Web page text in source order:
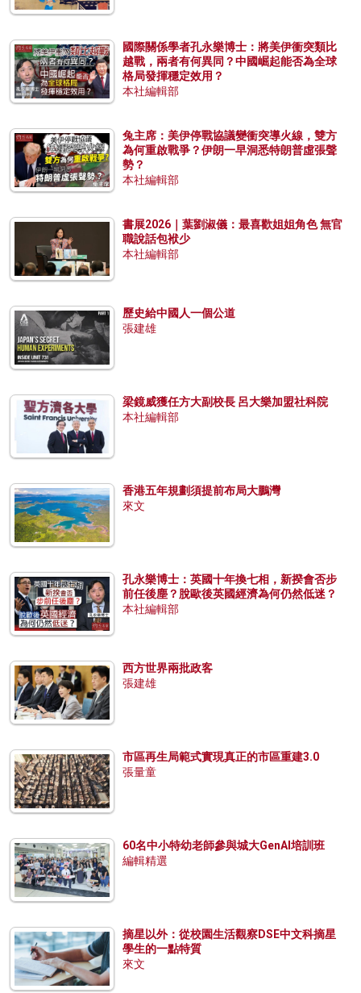
國際關係學者孔永樂博士：將美伊衝突類比
越戰，兩者有何異同？中國崛起能否為全球
格局發揮穩定效用？
本社編輯部
兔主席：美伊停戰協議變衝突導火線，雙方
為何重啟戰爭？伊朗一早洞悉特朗普虛張聲
勢？
本社編輯部
書展2026｜葉劉淑儀：最喜歡姐姐角色 無官
職說話包袱少
本社編輯部
歷史給中國人一個公道
張建雄
梁鏡威獲任方大副校長 呂大樂加盟社科院
本社編輯部
香港五年規劃須提前布局大鵬灣
來文
孔永樂博士：英國十年換七相，新揆會否步
前任後塵？脫歐後英國經濟為何仍然低迷？
本社編輯部
西方世界兩批政客
張建雄
市區再生局範式實現真正的市區重建3.0
張量童
60名中小特幼老師參與城大GenAI培訓班
編輯精選
摘星以外：從校園生活觀察DSE中文科摘星
學生的一點特質
來文